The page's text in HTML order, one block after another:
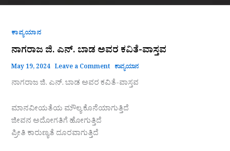
ಕಾವ್ಯಯಾನ
ನಾಗರಾಜ ಜಿ. ಎನ್. ಬಾಡ ಅವರ ಕವಿತೆ-ವಾಸ್ತವ
May 19, 2024 Leave a Comment ಕಾವ್ಯಯಾನ
ನಾಗರಾಜ ಜಿ. ಎನ್. ಬಾಡ ಅವರ ಕವಿತೆ-ವಾಸ್ತವ
ಮಾನವೀಯತೆಯ ಮೌಲ್ಯ ಕೊನೆಯಾಗುತ್ತಿದೆ
ಜೀವನ ಅದೋಗತಿಗೆ ಹೋಗುತ್ತಿದೆ
ಪ್ರೀತಿ ಕಾರುಣ್ಯತೆ ದೂರವಾಗುತ್ತಿದೆ